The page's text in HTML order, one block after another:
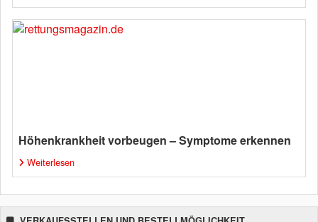
Höhenkrankheit vorbeugen – Symptome erkennen
Weiterlesen